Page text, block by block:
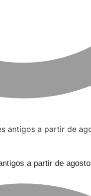
a partir de agosto